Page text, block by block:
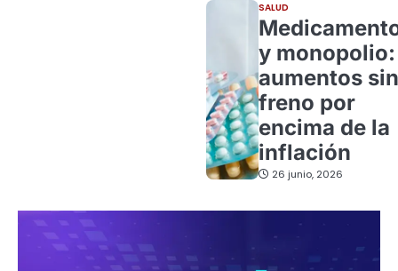
SALUD
y monopolio:
aumentos sin
freno por
encima de la
inflación
26 junio, 2026